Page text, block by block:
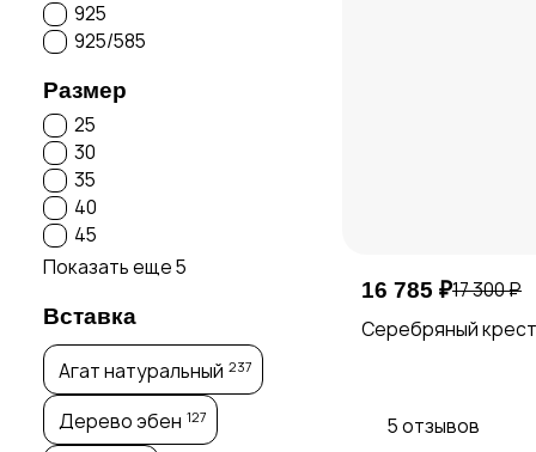
925
925/585
Размер
25
30
35
40
45
Показать еще 5
Вставка
Агат натуральный 237
Дерево эбен 127
16 785 ₽17 300 ₽
Серебряный
5 отзывов